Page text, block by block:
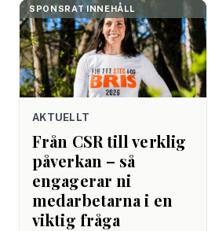
SPONSRAT INNEHÅLL
AKTUELLT
Från CSR till verklig
påverkan – så
engagerar ni
medarbetarna i en
viktig fråga